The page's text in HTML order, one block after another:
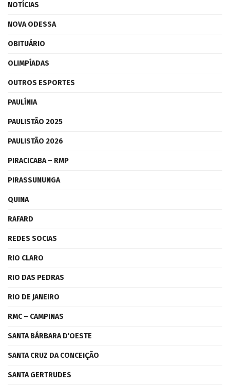
NOTÍCIAS
NOVA ODESSA
OBITUÁRIO
OLIMPÍADAS
OUTROS ESPORTES
PAULÍNIA
PAULISTÃO 2025
PAULISTÃO 2026
PIRACICABA – RMP
PIRASSUNUNGA
QUINA
RAFARD
REDES SOCIAS
RIO CLARO
RIO DAS PEDRAS
RIO DE JANEIRO
RMC – CAMPINAS
SANTA BÁRBARA D'OESTE
SANTA CRUZ DA CONCEIÇÃO
SANTA GERTRUDES